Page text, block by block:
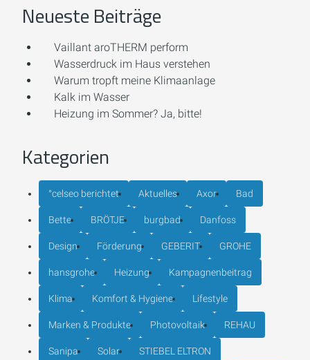
Neueste Beiträge
Vaillant aroTHERM perform
Wasserdruck im Haus verstehen
Warum tropft meine Klimaanlage
Kalk im Wasser
Heizung im Sommer? Ja, bitte!
Kategorien
°celseo berichtet Aktuelles Axor Bad
Bette BRÖTJE burgbad Danfoss
Design Förderung GEBERIT GROHE
hansgrohe Heizung Kampagnenbeitrag
Klima Komfort & Hygiene Lifestyle
Marken & Produkte Photovoltaik REHAU
Sanipa Solar STIEBEL ELTRON